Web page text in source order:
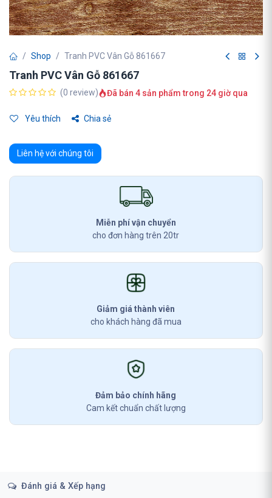
Shop Tranh PVC Vân Gỗ 861667
Tranh PVC Vân Gỗ 861667
(0 review) Đã bán 4 sản phẩm trong 24 giờ qua
Yêu thích Chia sẻ
Liên hệ với chúng tôi
Miễn phí vận chuyển
cho đơn hàng trên 20tr
Giảm giá thành viên
cho khách hàng đã mua
Đảm bảo chính hãng
Cam kết chuẩn chất lượng
Đánh giá & Xếp hạng